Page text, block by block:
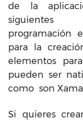
de la
siguientes
programación
para la
elementos
pueden ser
como son
Si quieres